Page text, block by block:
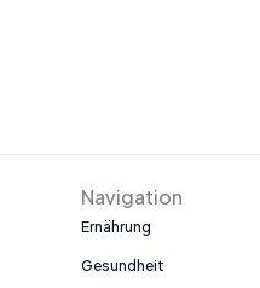
Navigation
Ernährung
Gesundheit